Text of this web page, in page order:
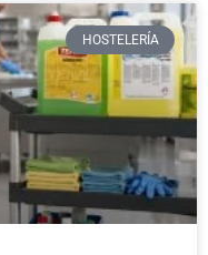
HOSTELERÍA